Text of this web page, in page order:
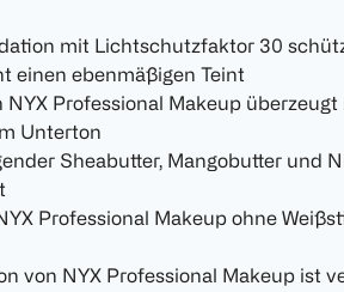
mit Lichtschutzfaktor 30
einen ebenmäßigen Teint
Professional Makeup überzeugt
Unterton
Sheabutter, Mangobutter und
Professional Makeup ohne
von NYX Professional Makeup ist